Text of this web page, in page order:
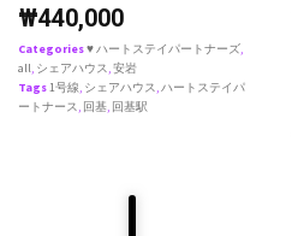
₩440,000
Categories♥ ハートステイパートナーズ,
all, シェアハウス,安岩
Tags1号線, シェアハウス,ハートステイパ
ートナース, 回基, 回基駅